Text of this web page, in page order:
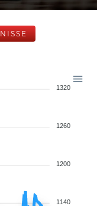
1320
1260
1200
1140